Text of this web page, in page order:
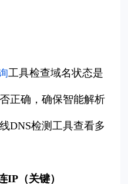
工具检查域名状态是
正确，确保智能解析
DNS检测工具查看多
IP（关键）